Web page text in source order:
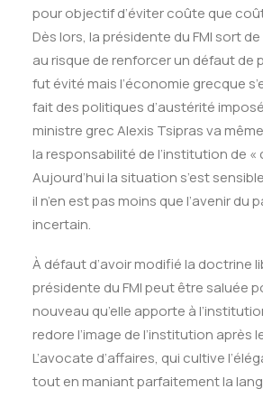
pour objectif d’éviter coûte que
Dès lors, la présidente du FMI sort
au risque de renforcer un défaut de
fut évité mais l’économie grecque
fait des politiques d’austérité
ministre grec Alexis Tsipras va
la responsabilité de l’institution de «
Aujourd’hui la situation s’est
il n’en est pas moins que l’avenir du
incertain.
À défaut d’avoir modifié la doctrine
présidente du FMI peut être saluée
nouveau qu’elle apporte à
redore l’image de l’institution après
L’avocate d’affaires, qui cultive
tout en maniant parfaitement la